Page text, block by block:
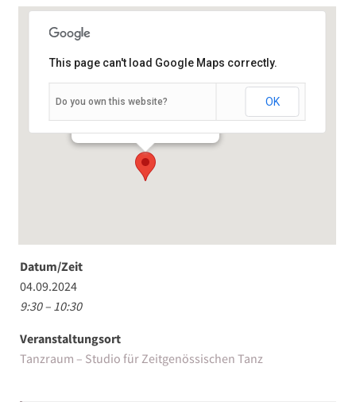
Veranstaltungen
This page can't load Google Maps correctly.
Do you own this website? OK
Datum/Zeit
04.09.2024
9:30 – 10:30
Veranstaltungsort
Tanzraum – Studio für Zeitgenössischen Tanz